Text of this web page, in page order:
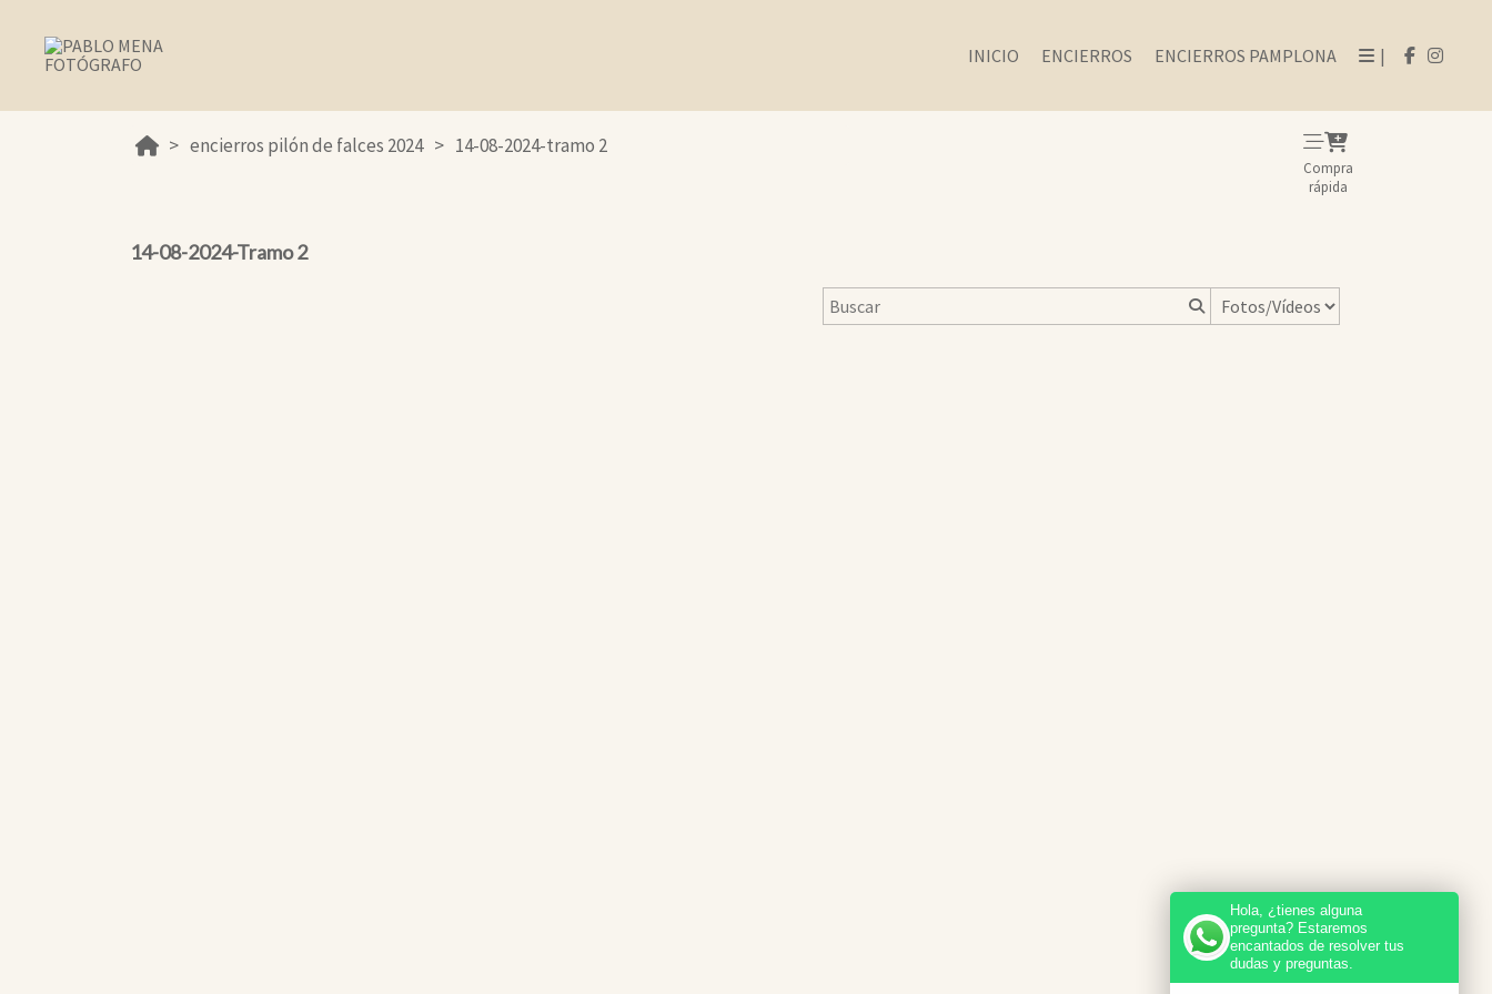
INICIO ENCIERROS ENCIERROS PAMPLONA |
encierros pilón de falces 2024 14-08-2024-tramo 2
Compra
rápida
14-08-2024-Tramo 2
Hola, ¿tienes alguna
pregunta? Estaremos
encantados de resolver tus
dudas y preguntas.